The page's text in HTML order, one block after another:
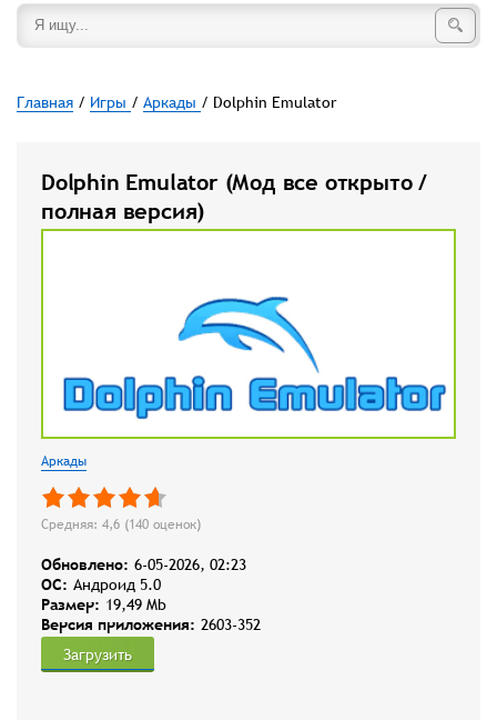
Главная / Игры / Аркады / Dolphin Emulator
Dolphin Emulator (Мод все открыто /
полная версия)
Аркады
Средняя: 4,6 (140 оценок)
Обновлено: 6-05-2026, 02:23
OC: Андроид 5.0
Размер: 19,49 Mb
Версия приложения: 2603-352
Загрузить